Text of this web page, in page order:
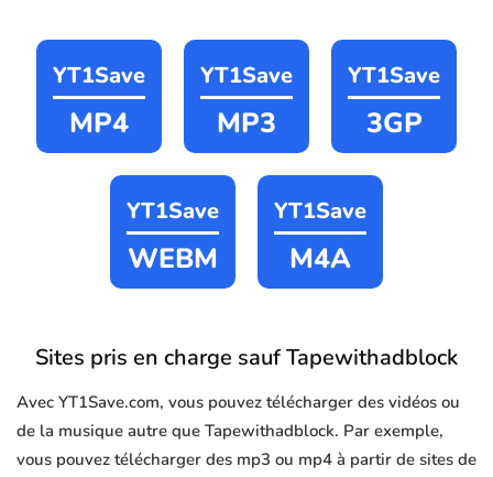
YT1Save
MP4
YT1Save
MP3
YT1Save
3GP
YT1Save
WEBM
YT1Save
M4A
Sites pris en charge sauf Tapewithadblock
Avec YT1Save.com, vous pouvez télécharger des vidéos ou
de la musique autre que Tapewithadblock. Par exemple,
vous pouvez télécharger des mp3 ou mp4 à partir de sites de